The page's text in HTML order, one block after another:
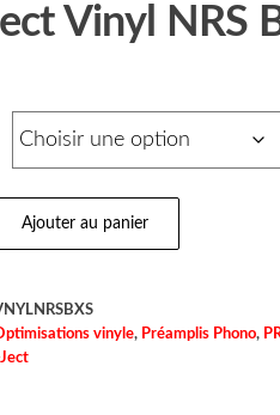
Vinyl NRS
Ajouter au panier
vinyle, Préamplis Phono,